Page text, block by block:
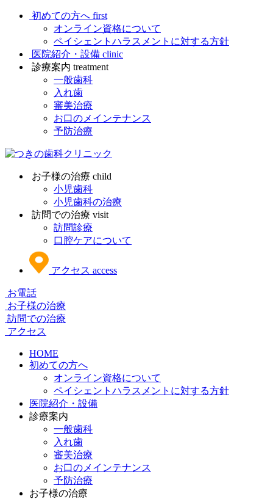
初めての方へ first
オンライン資格について
ペイシェントハラスメントに対する方針
医院紹介・設備 clinic
診療案内 treatment
一般歯科
入れ歯
審美治療
お口のメインテナンス
予防治療
お子様の治療 child
小児歯科
小児歯科の治療
訪問での治療 visit
訪問診療
口腔ケアについて
アクセス access
お電話
お子様の治療
訪問での治療
アクセス
HOME
初めての方へ
オンライン資格について
ペイシェントハラスメントに対する方針
医院紹介・設備
診療案内
一般歯科
入れ歯
審美治療
お口のメインテナンス
予防治療
お子様の治療